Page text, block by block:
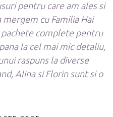
pentru care am ales si
cu Familia Hai
complete pentru
la cel mai mic detaliu,
raspuns la diverse
Alina si Florin sunt si o